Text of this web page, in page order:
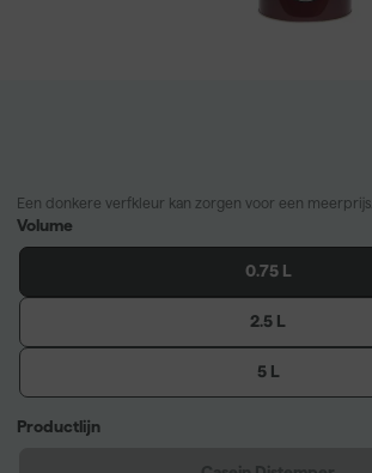
Een donkere verfkleur kan zorgen voor een meerprijs.
Volume
0.75 L
2.5 L
5 L
Productlijn